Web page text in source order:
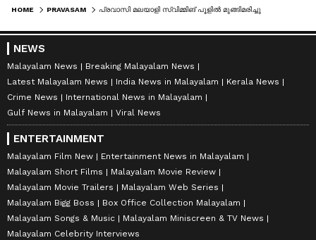
HOME PRAVASAM പ്രവാസി മലയാളി സ്വിമ്മിങ് പൂളില്‍ മുങ്ങിമരിച്ചു
NEWS
Malayalam News
Breaking Malayalam News
Latest Malayalam News
India News in Malayalam
Kerala News
Crime News
International News in Malayalam
Gulf News in Malayalam
Viral News
ENTERTAINMENT
Malayalam Film New
Entertainment News in Malayalam
Malayalam Short Films
Malayalam Movie Review
Malayalam Movie Trailers
Malayalam Web Series
Malayalam Bigg Boss
Box Office Collection Malayalam
Malayalam Songs & Music
Malayalam Miniscreen & TV News
Malayalam Celebrity Interviews